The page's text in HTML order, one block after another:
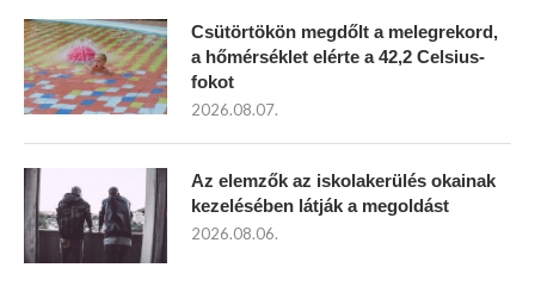
Csütörtökön megdőlt a melegrekord,
a hőmérséklet elérte a 42,2 Celsius-
fokot
2026.08.07.
Az elemzők az iskolakerülés okainak
kezelésében látják a megoldást
2026.08.06.